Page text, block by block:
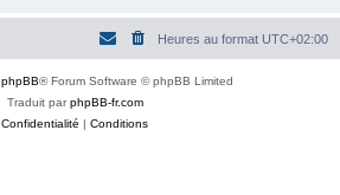
Heures au format UTC+02:00
phpBB® Forum Software © phpBB Limited
Traduit parphpBB-fr.com
Confidentialité | Conditions